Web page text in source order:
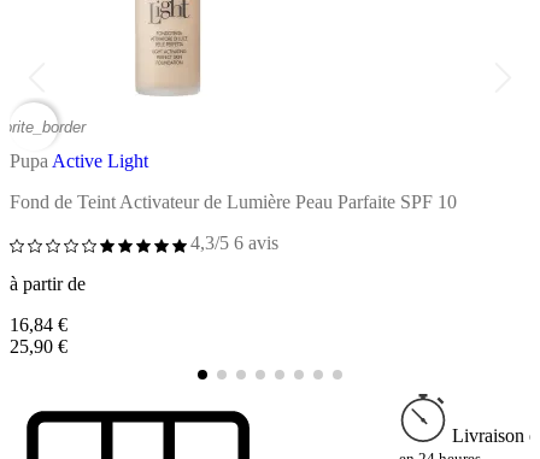
Pupa Active Light
Fond de Teint Activateur de Lumière Peau Parfaite SPF 10
4,3/5 6 avis
à partir de
16,84 €
25,90 €
Livraison